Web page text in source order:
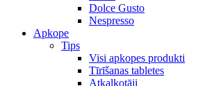
Dolce Gusto
Nespresso
Apkope
Tips
Visi apkopes produkti
Tīrīšanas tabletes
Atkaļķotāji